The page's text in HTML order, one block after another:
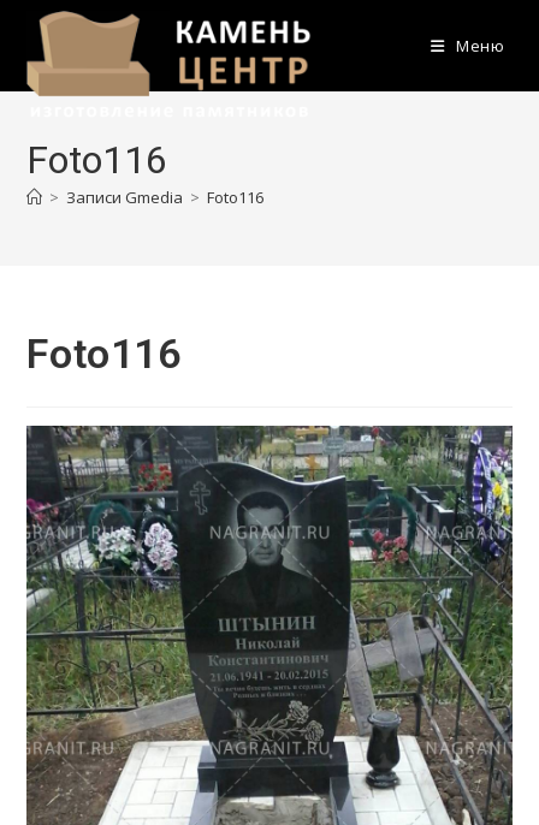
Перейти
содержимому
Меню
Foto116
> Записи Gmedia > Foto116
Foto116